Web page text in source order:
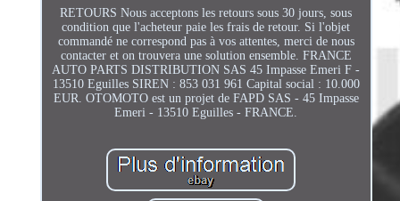
RETOURS Nous acceptons les retours sous 30 jours, sous
condition que l'acheteur paie les frais de retour. Si l'objet
commandé ne correspond pas à vos attentes, merci de nous
contacter et on trouvera une solution ensemble. FRANCE
AUTO PARTS DISTRIBUTION SAS 45 Impasse Emeri F -
13510 Eguilles SIREN : 853 031 961 Capital social : 10.000
EUR. OTOMOTO est un projet de FAPD SAS - 45 Impasse
Emeri - 13510 Eguilles - FRANCE.